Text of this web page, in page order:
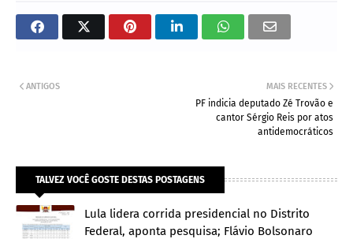
MAIS RECENTES
PF indicia deputado Zé Trovão e
cantor Sérgio Reis por atos
antidemocráticos
ANTIGOS
TALVEZ VOCÊ GOSTE DESTAS POSTAGENS
Lula lidera corrida presidencial no Distrito
Federal, aponta pesquisa; Flávio Bolsonaro